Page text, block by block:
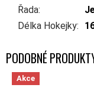
Řada:
Délka Hokejky:
Akce